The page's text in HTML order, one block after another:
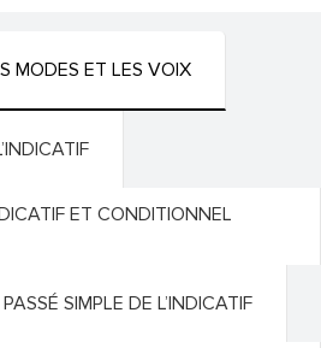
0PTS
MODES ET LES VOIX
ET CONDITIONNEL
SIMPLE DE L’INDICATIF